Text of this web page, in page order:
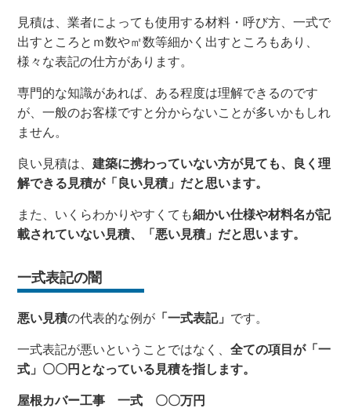
見積は、業者によっても使用する材料・呼び方、一式で
出すところとｍ数や㎡数等細かく出すところもあり、
様々な表記の仕方があります。
専門的な知識があれば、ある程度は理解できるのです
が、一般のお客様ですと分からないことが多いかもしれ
ません。
良い見積は、建築に携わっていない方が見ても、良く理
解できる見積が「良い見積」だと思います。
また、いくらわかりやすくても細かい仕様や材料名が記
載されていない見積、
「悪い見積」だと思います。
一式表記の闇
悪い見積の代表的な例が 「一式表記」 です。
一式表記が悪いということではなく、全ての項目が「一
式」〇〇円となっている見積を指します。
屋根カバー工事 一式 〇〇万円